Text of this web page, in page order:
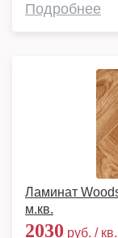
Подробнее
Ламинат
м.кв.
2030 руб. /